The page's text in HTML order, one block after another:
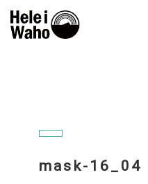
mask-16_04